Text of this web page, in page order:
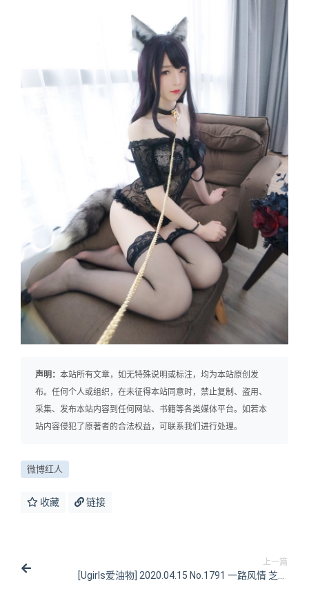
声明： 本站所有文章，如无特殊说明或标注，均为本站原创发
布。任何个人或组织，在未征得本站同意时，禁止复制、盗用、
采集、发布本站内容到任何网站、书籍等各类媒体平台。如若本
站内容侵犯了原著者的合法权益，可联系我们进行处理。
微博红人
收藏 链接
上一篇
[Ugirls爱油物] 2020.04.15 No.1791 一路风情 芝芝